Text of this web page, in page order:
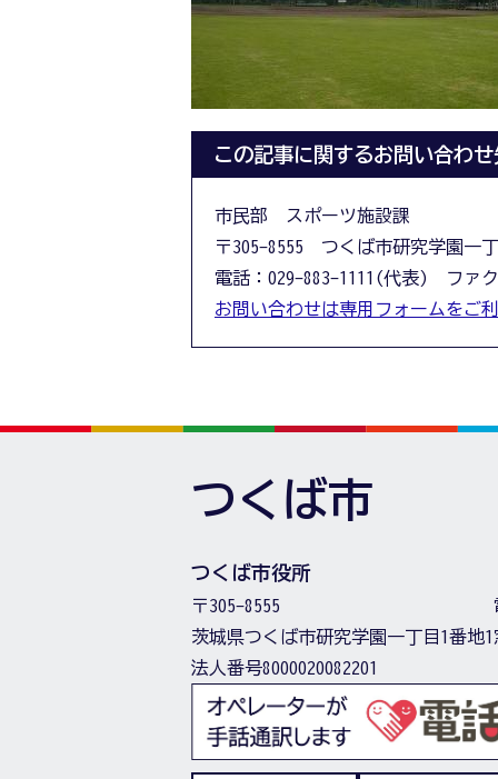
この記事に関するお問い合わせ
市民部 スポーツ施設課
〒305-8555 つくば市研究学園一丁
電話：029-883-1111(代表) ファク
お問い合わせは専用フォームをご利
つくば市
つくば市役所
〒305-8555
茨城県つくば市研究学園一丁目1番地1
法人番号8000020082201